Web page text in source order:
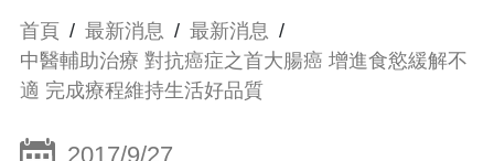
首頁 / 最新消息 / 最新消息 /
中醫輔助治療 對抗癌症之首大腸癌 增進食慾緩解不
適 完成療程維持生活好品質
2017/9/27